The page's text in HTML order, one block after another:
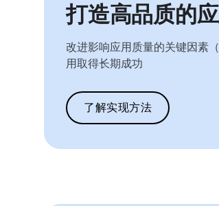
打造高品质的
改进影响应用质量的关键因素
用取得长期成功
了解实现方法